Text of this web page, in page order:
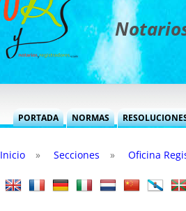
PORTADA NORMAS
INFORMES MENSUALES
TITULARES DESDE 2002
VOCES
Inicio » Secciones » Oficina